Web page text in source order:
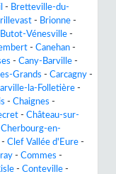
- Bretteville-du-
- Brionne -
Butot-Vénesville -
- Canehan -
- Cany-Barville -
Grands - Carcagny -
la-Folletière -
- Chaignes -
- Château-sur-
Cherbourg-en-
- Clef Vallée d'Eure -
- Commes -
- Conteville -